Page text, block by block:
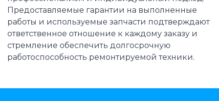
Предоставляемые гарантии на выполненные
работы и используемые запчасти подтверждают
ответственное отношение к каждому заказу и
стремление обеспечить долгосрочную
работоспособность ремонтируемой техники.